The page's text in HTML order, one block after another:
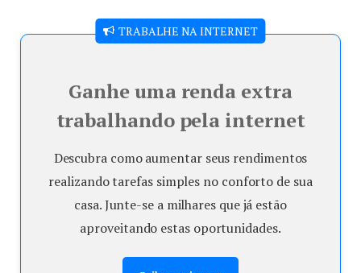
TRABALHE NA INTERNET
Ganhe uma renda extra
trabalhando pela internet
Descubra como aumentar seus rendimentos
realizando tarefas simples no conforto de sua
casa. Junte-se a milhares que já estão
aproveitando estas oportunidades.